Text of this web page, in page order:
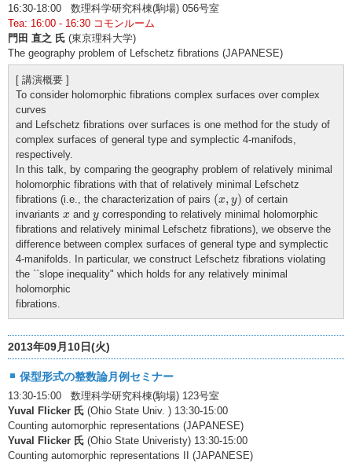
16:30-18:00 数理科学研究科棟(駒場) 056号室
Tea: 16:00 - 16:30 コモンルーム
門田 直之 氏 (東京理科大学)
The geography problem of Lefschetz fibrations (JAPANESE)
[ 講演概要 ]
To consider holomorphic fibrations complex surfaces over complex
curves
and Lefschetz fibrations over surfaces is one method for the study of
complex surfaces of general type and symplectic 4-manifods,
respectively.
In this talk, by comparing the geography problem of relatively minimal
holomorphic fibrations with that of relatively minimal Lefschetz
fibrations (i.e., the characterization of pairs (x, y)
(
of certain
invariants x
x and y
y corresponding to relatively minimal holomorphic
fibrations and relatively minimal Lefschetz fibrations), we observe the
difference between complex surfaces of general type and symplectic
4-manifolds. In particular, we construct Lefschetz fibrations violating
the ``slope inequality" which holds for any relatively minimal
holomorphic
fibrations.
2013年09月10日(火)
保型形式の整数論月例セミナー
13:30-15:00 数理科学研究科棟(駒場) 123号室
Yuval Flicker 氏 (Ohio State Univ. ) 13:30-15:00
Counting automorphic representations (JAPANESE)
Yuval Flicker 氏 (Ohio State Univeristy) 13:30-15:00
Counting automorphic representations II (JAPANESE)